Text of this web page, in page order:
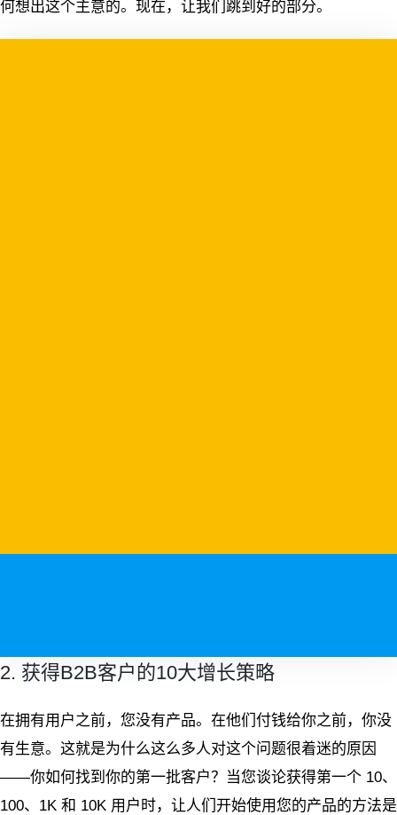
何想出这个主意的。现在，让我们跳到好的部分。
2. 获得B2B客户的10大增长策略
在拥有用户之前，您没有产品。在他们付钱给你之前，你没
有生意。这就是为什么这么多人对这个问题很着迷的原因
——你如何找到你的第一批客户？当您谈论获得第一个 10、
100、1K 和 10K 用户时，让人们开始使用您的产品的方法是